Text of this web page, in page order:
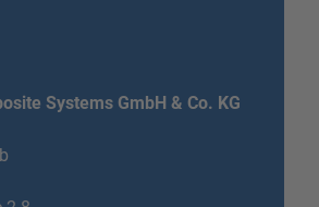
Systems GmbH & Co. KG